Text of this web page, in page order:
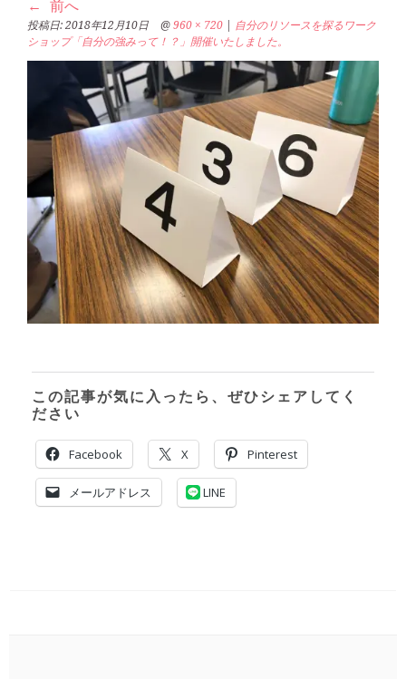
前へ
投稿日:2018年12月10日 @960 × 720
自分のリソースを探るワーク
ショップ「自分の強みって！？」開催いたしました。
この記事が気に入ったら、ぜひシェアしてく
ださい
Facebook X Pinterest
メールアドレス LINE